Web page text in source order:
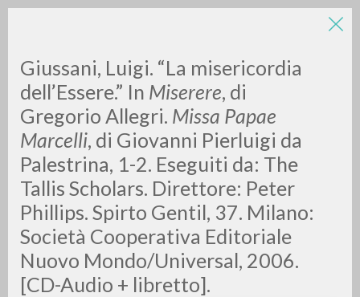
Giussani, Luigi. “La misericordia
dell’Essere.” In Miserere, di
Gregorio Allegri. Missa Papae
Marcelli, di Giovanni Pierluigi da
Palestrina, 1-2. Eseguiti da: The
Tallis Scholars. Direttore: Peter
Phillips. Spirto Gentil, 37. Milano:
Società Cooperativa Editoriale
Nuovo Mondo/Universal, 2006.
[CD-Audio + libretto].
0DOCUMENTI TROVATI
RISULTATI SUCCESSIVI